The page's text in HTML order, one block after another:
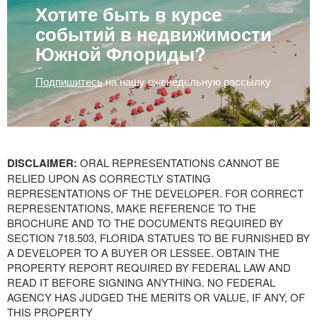
Хотите быть в курсе
событий в недвижимости
Южной Флориды?
Подпишитесьна нашу еженедельную рассылку
DISCLAIMER: ORAL REPRESENTATIONS CANNOT BE
RELIED UPON AS CORRECTLY STATING
REPRESENTATIONS OF THE DEVELOPER. FOR CORRECT
REPRESENTATIONS, MAKE REFERENCE TO THE
BROCHURE AND TO THE DOCUMENTS REQUIRED BY
SECTION 718.503, FLORIDA STATUES TO BE FURNISHED BY
A DEVELOPER TO A BUYER OR LESSEE. OBTAIN THE
PROPERTY REPORT REQUIRED BY FEDERAL LAW AND
READ IT BEFORE SIGNING ANYTHING. NO FEDERAL
AGENCY HAS JUDGED THE MERITS OR VALUE, IF ANY, OF
THIS PROPERTY